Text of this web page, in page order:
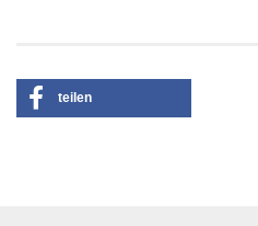
teilen